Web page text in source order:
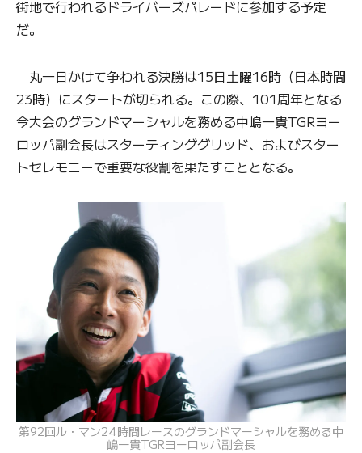
街地で行われるドライバーズパレードに参加する予定
だ。
丸一日かけて争われる決勝は15日土曜16時（日本時間
23時）にスタートが切られる。この際、101周年となる
今大会のグランドマーシャルを務める中嶋一貴TGRヨー
ロッパ副会長はスターティンググリッド、およびスター
トセレモニーで重要な役割を果たすこととなる。
第92回ル・マン24時間レースのグランドマーシャルを務める中
嶋一貴TGRヨーロッパ副会長